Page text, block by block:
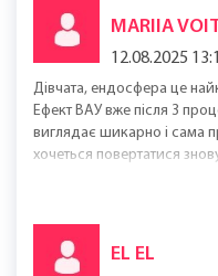
MARIIA
12.08.2025
Дівчата, ендосфера це
Ефект ВАУ вже після 3
виглядає шикарно і сама
хочеться повертатися
масажів,але ендосфера-
рекомендую!!!!
EL EL